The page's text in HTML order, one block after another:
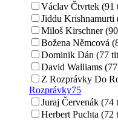
Václav Čtvrtek (91
Jiddu Krishnamurti
Miloš Kirschner
Božena Němcová
Dominik Dán (77
David Walliams
Z Rozprávky Do
Rozprávky75
Juraj Červenák (74
Herbert Puchta (72